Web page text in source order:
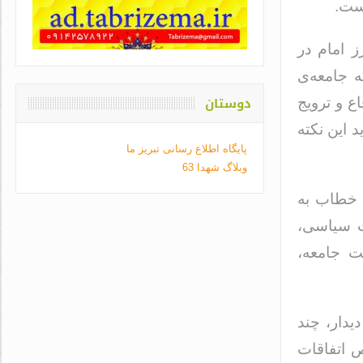
امام در
جامعه‌ی
و ترویج
این نکته
خطاب به
سیاسی،
جامعه،
چند
اتفاقات
دوستان
پایگاه اطلاع رسانی تبریز ما
وبلاگ شهدا 63